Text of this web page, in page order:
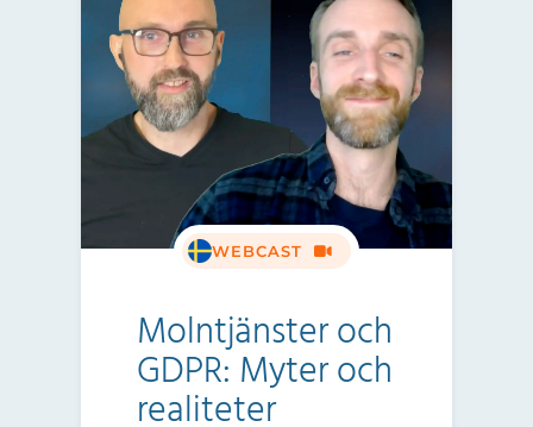
WEBCAST
Molntjänster och
GDPR: Myter och
realiteter